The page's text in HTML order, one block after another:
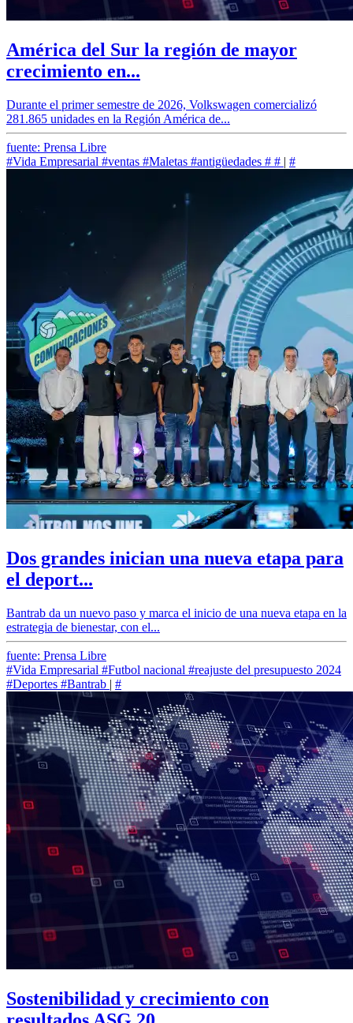
América del Sur la región de mayor
crecimiento en...
Durante el primer semestre de 2026, Volkswagen comercializó
281.865 unidades en la Región América de...
fuente: Prensa Libre
#Vida Empresarial #ventas #Maletas #antigüedades # # | #
Dos grandes inician una nueva etapa para
el deport...
Bantrab da un nuevo paso y marca el inicio de una nueva etapa en la
estrategia de bienestar, con el...
fuente: Prensa Libre
#Vida Empresarial #Futbol nacional #reajuste del presupuesto 2024
#Deportes #Bantrab | #
Sostenibilidad y crecimiento con